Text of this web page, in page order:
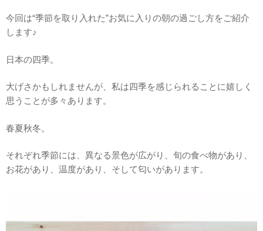
今回は“季節を取り入れた”お気に入りの朝の過ごし方をご紹介
します♪
日本の四季。
大げさかもしれませんが、私は四季を感じられることに嬉しく
思うことが多々あります。
春夏秋冬。
それぞれ季節には、異なる景色が広がり、旬の食べ物があり、
お花があり、温度があり、そして匂いがあります。